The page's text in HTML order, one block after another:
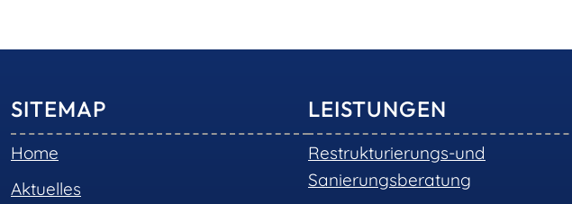
SITEMAP
Home
Aktuelles
LEISTUNGEN
Restrukturierungs-und
Sanierungsberatung